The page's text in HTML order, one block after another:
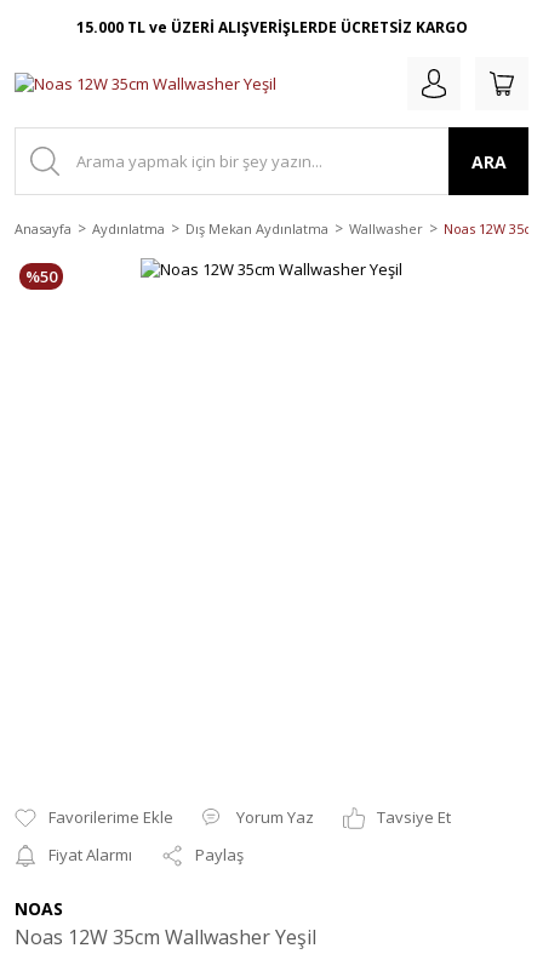
15.000 TL ve ÜZERİ ALIŞVERİŞLERDE ÜCRETSİZ KARGO
ARA
Anasayfa Aydınlatma Dış Mekan Aydınlatma Wallwasher Noas 12W
%50
Yorum Yaz
Tavsiye Et
Fiyat Alarmı
Paylaş
NOAS
Noas 12W 35cm Wallwasher Yeşil